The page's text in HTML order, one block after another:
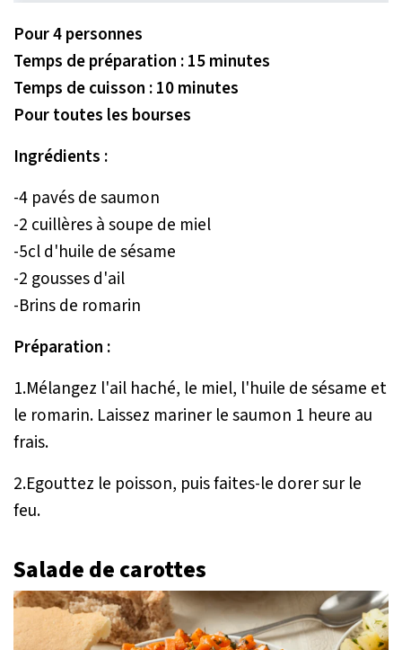
Pour 4 personnes
Temps de préparation : 15 minutes
Temps de cuisson : 10 minutes
Pour toutes les bourses
Ingrédients :
-4 pavés de saumon
-2 cuillères à soupe de miel
-5cl d'huile de sésame
-2 gousses d'ail
-Brins de romarin
Préparation :
1.Mélangez l'ail haché, le miel, l'huile de sésame et
le romarin. Laissez mariner le saumon 1 heure au
frais.
2.Egouttez le poisson, puis faites-le dorer sur le
feu.
Salade de carottes